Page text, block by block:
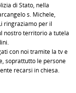
di Stato, nella
s. Michele,
ringraziamo per il
nostro territorio a tutela
con noi tramite la tv e
soprattutto le persone
recarsi in chiesa.